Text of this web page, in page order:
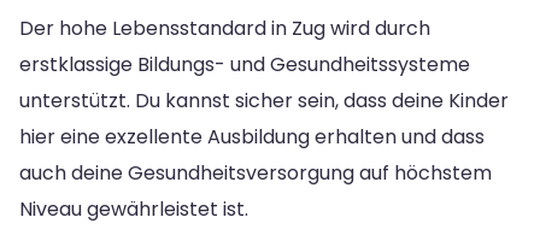
Der hohe Lebensstandard in Zug wird durch
erstklassige Bildungs- und Gesundheitssysteme
unterstützt. Du kannst sicher sein, dass deine Kinder
hier eine exzellente Ausbildung erhalten und dass
auch deine Gesundheitsversorgung auf höchstem
Niveau gewährleistet ist.